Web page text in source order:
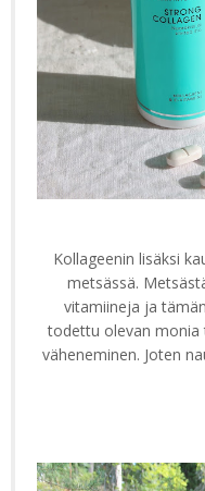
Kollageenin lisäksi
metsässä.
vitamiineja ja
todettu olevan monia
väheneminen. Joten